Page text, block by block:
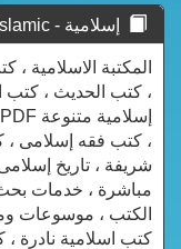
إسلامية - Islamic
المكتبة الاسلامية
، كتب الحديث ، كتب
، كتب فقه إسلامى ،
شريفة ، تاريخ
مباشرة ، خدمات
الكتب ، موسوعات
كتب اسلامية نادرة